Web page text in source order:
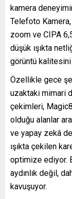
kamera
Telefoto
zoom ve CIPA
düşük ışıkta
görüntü
Özellikle gece
uzaktaki mimari
çekimleri, Magic8
olduğu alanlar
ve yapay zekâ
ışıkta çekilen
optimize ediyor.
aydınlık değil,
kavuşuyor.